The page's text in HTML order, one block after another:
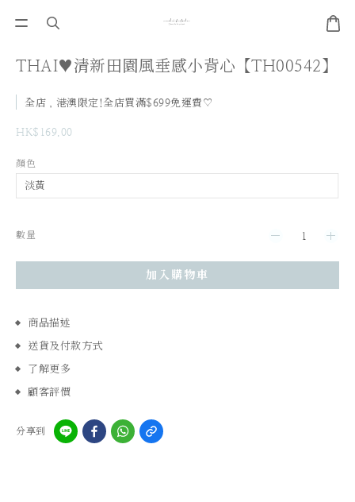
THAI♥清新田園風垂感小背心【TH00542】
全店，港澳限定!全店買滿$699免運費♡
HK$169.00
顏色
數量
加入購物車
商品描述
送貨及付款方式
了解更多
顧客評價
分享到